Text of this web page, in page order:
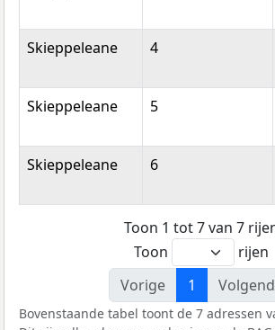
Skieppeleane 4
Skieppeleane 5
Skieppeleane 6
Toon 1 tot 7 van 7
Toon
rijen
Vorige
1
Bovenstaande tabel toont de 7 adressen